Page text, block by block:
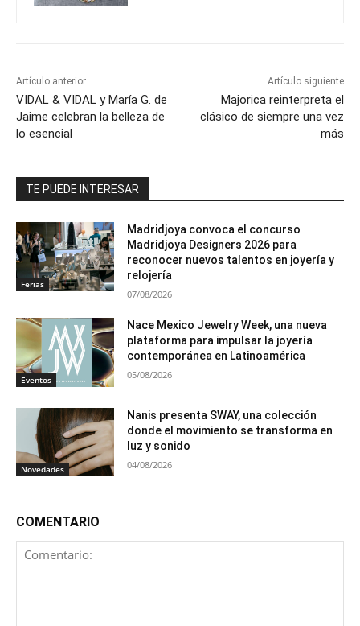
Artículo anterior
VIDAL & VIDAL y María G. de
Jaime celebran la belleza de
lo esencial
Artículo siguiente
Majorica reinterpreta el
clásico de siempre una vez
más
TE PUEDE INTERESAR
Ferias
Madridjoya convoca el concurso
Madridjoya Designers 2026 para
reconocer nuevos talentos en joyería y
relojería
07/08/2026
Eventos
Nace Mexico Jewelry Week, una nueva
plataforma para impulsar la joyería
contemporánea en Latinoamérica
05/08/2026
Novedades
Nanis presenta SWAY, una colección
donde el movimiento se transforma en
luz y sonido
04/08/2026
COMENTARIO